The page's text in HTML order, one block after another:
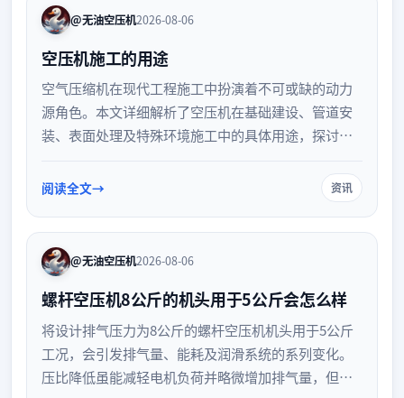
@无油空压机2026-08-06
空压机施工的用途
空气压缩机在现代工程施工中扮演着不可或缺的动力
源角色。本文详细解析了空压机在基础建设、管道安
装、表面处理及特殊环境施工中的具体用途，探讨其
效率与工程质量，为工程管理人员提供设备应用参
阅读全文 资讯
@无油空压机2026-08-06
螺杆空压机8公斤的机头用于5公斤会怎么样
将设计排气压力为8公斤的螺杆空压机机头用于5公斤
工况，会引发排气量、能耗及润滑系统的系列变化。
压比降低虽能减轻电机负荷并略微增加排气量，但也